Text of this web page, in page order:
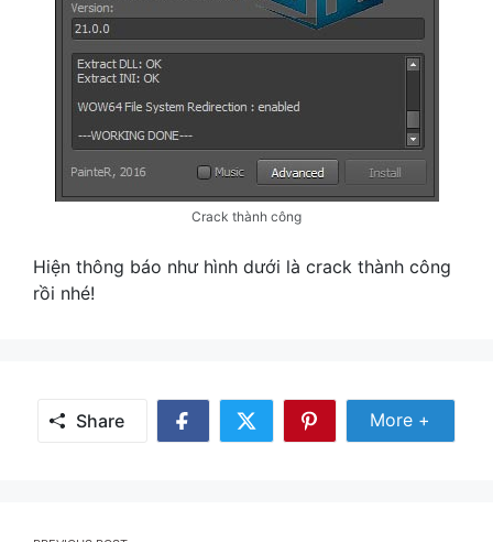
Crack thành công
Hiện thông báo như hình dưới là crack thành công
rồi nhé!
Share
Share
Share
Share
More +